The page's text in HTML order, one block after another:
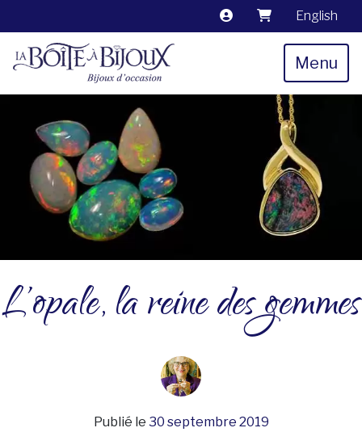
English
Menu
L’opale, la reine des gemmes
Publié le 30 septembre 2019